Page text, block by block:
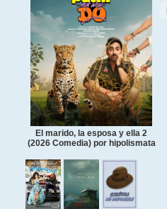
El marido, la esposa y ella 2
(2026 Comedia) por hipolismata